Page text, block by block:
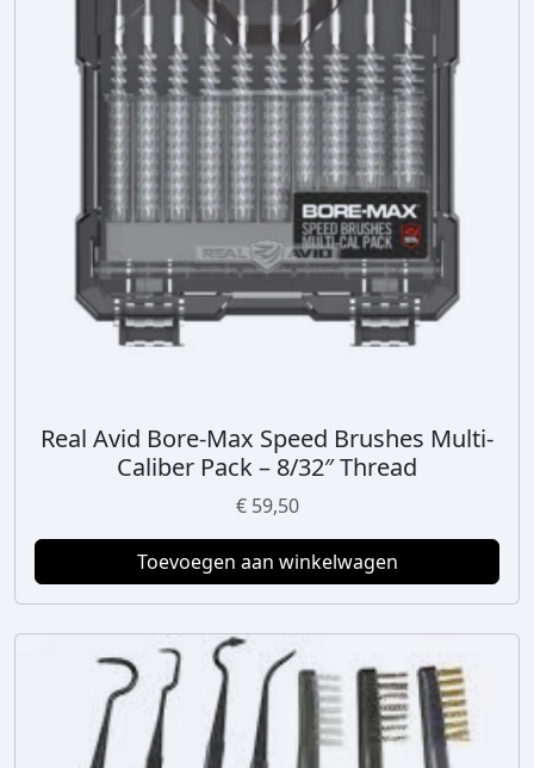
Real Avid Bore-Max Speed Brushes Multi-
Caliber Pack – 8/32″ Thread
€59,50
Toevoegen aan winkelwagen